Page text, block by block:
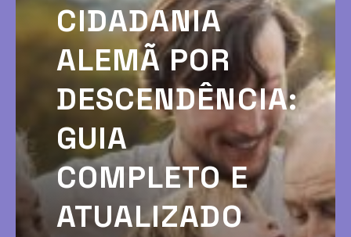
CIDADANIA
ALEMÃ POR
DESCENDÊNCIA:
GUIA
COMPLETO E
ATUALIZADO